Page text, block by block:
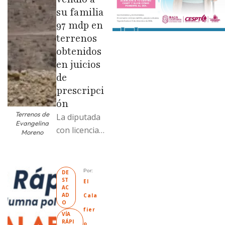
Terrenos de
Evangelina
Moreno
su familia
97 mdp en
terrenos
obtenidos
en juicios
de
prescripci
ón
La diputada
con licencia
antecedente
s de
prescripción
positiva; uno
fue
DE
ST
AC
AD
O
VÍA
RÁPI
Por:
El
Cala
fier
o